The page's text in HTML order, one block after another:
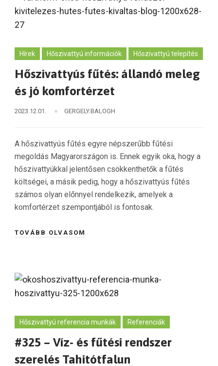
Hírek Hőszivattyú információk Hőszivattyú telepítés
Hőszivattyús fűtés: állandó meleg
és jó komfortérzet
2023.12.01. GERGELY.BALOGH
A hőszivattyús fűtés egyre népszerűbb fűtési
megoldás Magyarországon is. Ennek egyik oka, hogy a
hőszivattyúkkal jelentősen csökkenthetők a fűtés
költségei, a másik pedig, hogy a hőszivattyús fűtés
számos olyan előnnyel rendelkezik, amelyek a
komfortérzet szempontjából is fontosak.
TOVÁBB OLVASOM
Hőszivattyú referencia munkák Referenciák
#325 – Víz- és fűtési rendszer
szerelés Tahitótfalun